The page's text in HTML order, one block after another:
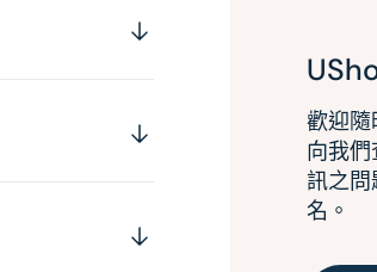
歡迎
向我
訊之
名。